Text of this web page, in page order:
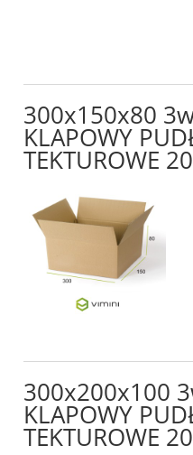
300x150x80
KLAPOWY
TEKTUROWE
300x200x100
KLAPOWY
TEKTUROWE